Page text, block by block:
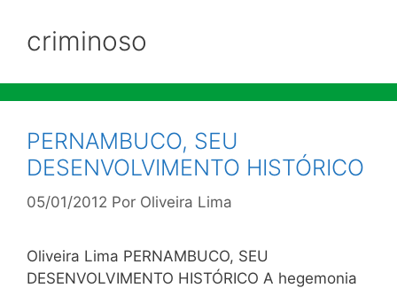
criminoso
PERNAMBUCO, SEU
DESENVOLVIMENTO HISTÓRICO
05/01/2012 Por Oliveira Lima
Oliveira Lima PERNAMBUCO, SEU
DESENVOLVIMENTO HISTÓRICO A hegemonia